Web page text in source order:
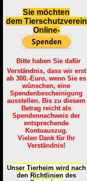
Sie möchten
dem Tierschutzverein
Online-
Bitte haben Sie dafür
Verständnis, dass wir erst
ab 300.-Euro, wenn Sie es
wünschen, eine
Spendenbescheinigung
ausstellen. Bis zu diesem
Betrag reicht als
Spendennachweis der
entsprechende
Kontoauszug.
Vielen Dank für Ihr
Verständnis!
Unser Tierheim wird nach
den Richtlinien des